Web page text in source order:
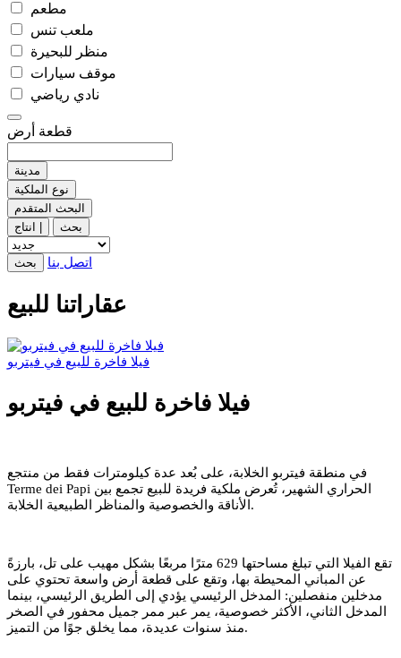
مطعم
ملعب تنس
منظر للبحيرة
موقف سيارات
نادي رياضي
قطعة أرض
مدينة
نوع الملكية
البحث المتقدم
بحث
بحث اتصل بنا
عقاراتنا للبيع
فيلا فاخرة للبيع في فيتربو
فيلا فاخرة للبيع في فيتربو
في منطقة فيتربو الخلابة، على بُعد عدة كيلومترات فقط من منتجع
Terme dei Papi الحراري الشهير، تُعرض ملكية فريدة للبيع تجمع بين
الأناقة والخصوصية والمناظر الطبيعية الخلابة.
تقع الفيلا التي تبلغ مساحتها 629 مترًا مربعًا بشكل مهيب على تل، بارزةً
عن المباني المحيطة بها، وتقع على قطعة أرض واسعة تحتوي على
مدخلين منفصلين: المدخل الرئيسي يؤدي إلى الطريق الرئيسي، بينما
المدخل الثاني، الأكثر خصوصية، يمر عبر ممر جميل محفور في الصخر
منذ سنوات عديدة، مما يخلق جوًا من التميز.